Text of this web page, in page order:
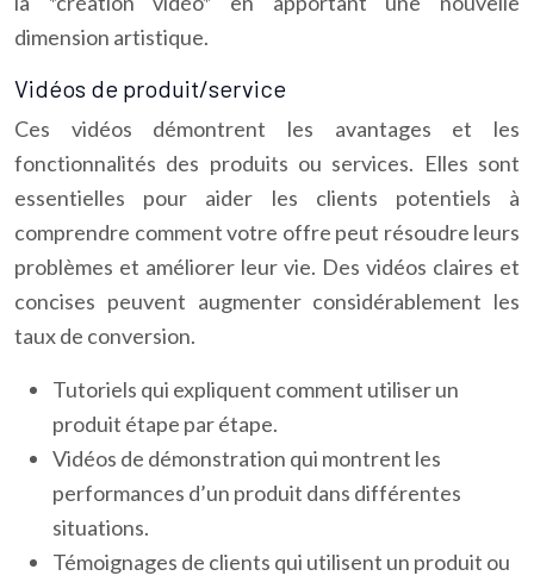
dimension artistique.
Vidéos de produit/service
Ces vidéos démontrent les avantages et les
fonctionnalités des produits ou services. Elles sont
essentielles pour aider les clients potentiels à
comprendre comment votre offre peut résoudre leurs
problèmes et améliorer leur vie. Des vidéos claires et
concises peuvent augmenter considérablement les
taux de conversion.
Tutoriels qui expliquent comment utiliser un
produit étape par étape.
Vidéos de démonstration qui montrent les
performances d’un produit dans différentes
situations.
Témoignages de clients qui utilisent un produit ou